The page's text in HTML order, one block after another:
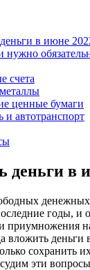
в июне
нужно
счета
ценные бумаги
автотранспорт
деньги в
денежных
годы, и
приумножения
вложить деньги
сохранить
эти